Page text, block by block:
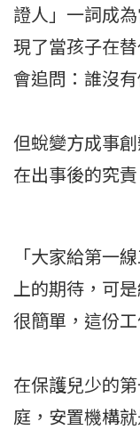
證人」一詞成
現了當孩子在
會追問：誰沒
但蛻變方成事
在出事後的究
「大家給第一
上的期待，可
很簡單，這份
在保護兒少的
庭，安置機構